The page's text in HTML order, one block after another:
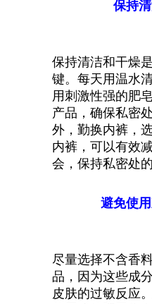
保持
保持清洁和干燥
键。每天用温水
用刺激性强的肥
产品，确保私密
外，勤换内裤，
内裤，可以有效
会，保持私密处
避免使
尽量选择不含香
品，因为这些成
皮肤的过敏反应